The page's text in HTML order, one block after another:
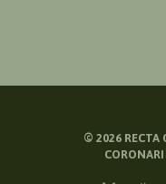
© 2026RECTA